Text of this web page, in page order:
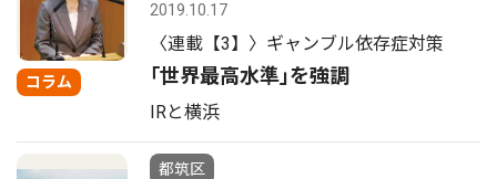
コラム
2019.10.17
〈連載【3】〉ギャンブル依存症対策
｢世界最高水準｣を強調
IRと横浜
都筑区